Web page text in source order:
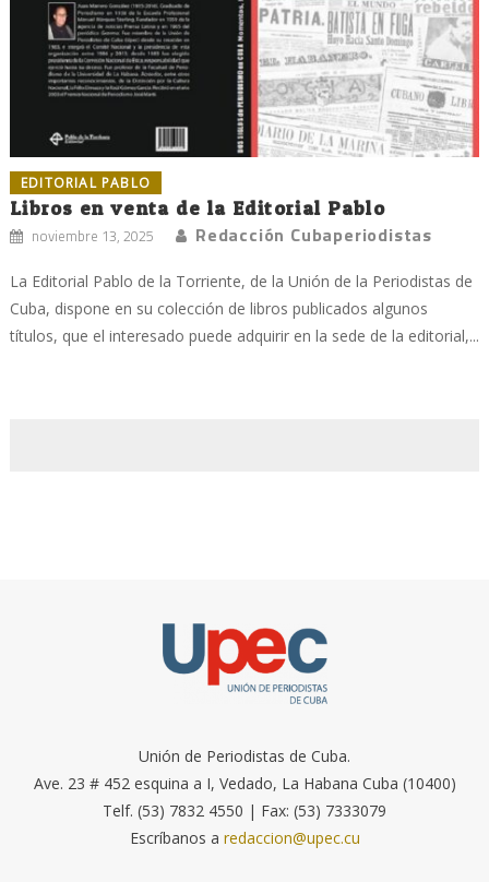
EDITORIAL PABLO
Libros en venta de la Editorial Pablo
noviembre 13, 2025 Redacción Cubaperiodistas
La Editorial Pablo de la Torriente, de la Unión de la Periodistas de
Cuba, dispone en su colección de libros publicados algunos
títulos, que el interesado puede adquirir en la sede de la editorial,...
Unión de Periodistas de Cuba.
Ave. 23 # 452 esquina a I, Vedado, La Habana Cuba (10400)
Telf. (53) 7832 4550 | Fax: (53) 7333079
Escríbanos a redaccion@upec.cu